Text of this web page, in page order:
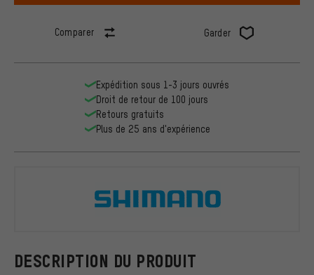
Comparer Garder
DESCRIPTION DU PRODUIT
Expédition sous 1-3 jours ouvrés
Droit de retour de 100 jours
Retours gratuits
Plus de 25 ans d'expérience
Shimano